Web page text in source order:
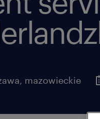
, mazowieckie